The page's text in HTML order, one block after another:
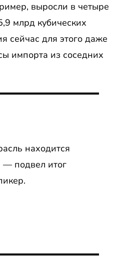
выросли в четыре
млрд кубических
сейчас для этого даже
импорта из соседних
находится
— подвел итог